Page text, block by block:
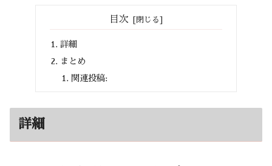
目次
詳細
まとめ
関連投稿:
詳細